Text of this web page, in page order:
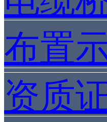
布置
资质